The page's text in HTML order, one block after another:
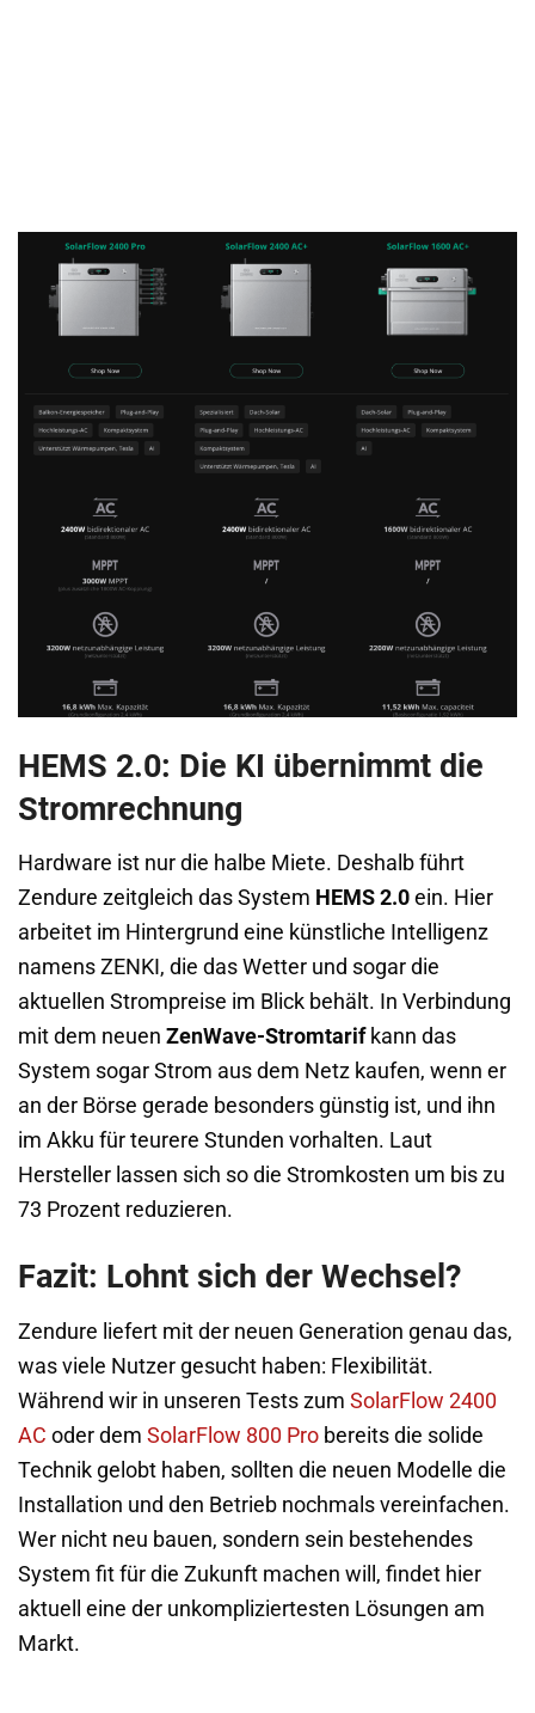
HEMS 2.0: Die KI übernimmt die
Stromrechnung
Hardware ist nur die halbe Miete. Deshalb führt
Zendure zeitgleich das System HEMS 2.0 ein. Hier
arbeitet im Hintergrund eine künstliche Intelligenz
namens ZENKI, die das Wetter und sogar die
aktuellen Strompreise im Blick behält. In Verbindung
mit dem neuen ZenWave-Stromtarifkann das
System sogar Strom aus dem Netz kaufen, wenn er
an der Börse gerade besonders günstig ist, und ihn
im Akku für teurere Stunden vorhalten. Laut
Hersteller lassen sich so die Stromkosten um bis zu
73 Prozent reduzieren.
Fazit: Lohnt sich der Wechsel?
Zendure liefert mit der neuen Generation genau das,
was viele Nutzer gesucht haben: Flexibilität.
Während wir in unseren Tests zum SolarFlow 2400
AC oder dem SolarFlow 800 Pro bereits die solide
Technik gelobt haben, sollten die neuen Modelle die
Installation und den Betrieb nochmals vereinfachen.
Wer nicht neu bauen, sondern sein bestehendes
System fit für die Zukunft machen will, findet hier
aktuell eine der unkompliziertesten Lösungen am
Markt.